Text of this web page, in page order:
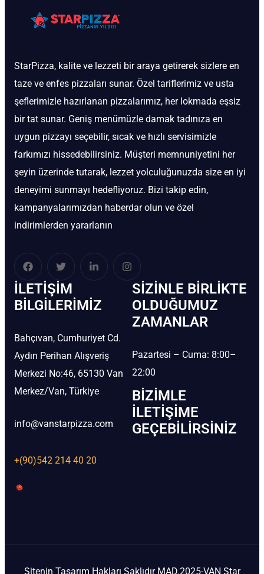
StarPizza, kalite ve lezzeti bir araya getirerek sizlere en
taze ve enfes pizzaları sunar. Özel tariflerimiz ve usta
şeflerimizle hazırlanan pizzalarımız, her lokmada eşsiz
bir tat sunar. Geniş menümüzle damak tadınıza en
uygun pizzayı seçebilir, sıcak ve hızlı servisimizle
farkımızı hissedebilirsiniz. Müşteri memnuniyetini her
şeyin üzerinde tutarak, lezzet yolculuğunuzda size en iyi
deneyimi sunmayı hedefliyoruz. Bizi takip edin,
kampanyalarımızdan haberdar olun ve özel
indirimlerden yararlanın
İLETIŞIM
BİLGILERIMIZ
Bahçıvan, Cumhuriyet Cd.
Aydın Perihan Alışveriş
Merkezi No:46, 65130 Van
Merkez/Van, Türkiye
info@vanstarpizza.com
+(90)542 214 40 20
SIZINLE BIRLIKTE
OLDUĞUMUZ
ZAMANLAR
Pazartesi – Cuma: 8:00–
22:00
BIZIMLE
İLETIŞIME
GEÇEBILIRSINIZ
Sitenin Tasarım Hakları Saklıdır MAD.2025-VAN Star